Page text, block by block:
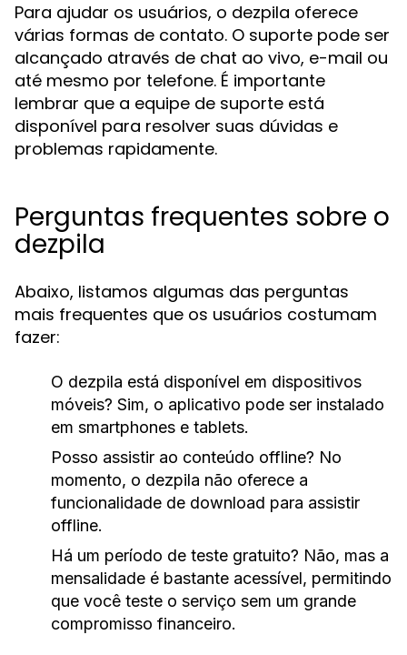
Para ajudar os usuários, o dezpila oferece
várias formas de contato. O suporte pode ser
alcançado através de chat ao vivo, e-mail ou
até mesmo por telefone. É importante
lembrar que a equipe de suporte está
disponível para resolver suas dúvidas e
problemas rapidamente.
Perguntas frequentes sobre o
dezpila
Abaixo, listamos algumas das perguntas
mais frequentes que os usuários costumam
fazer:
O dezpila está disponível em dispositivos
móveis? Sim, o aplicativo pode ser instalado
em smartphones e tablets.
Posso assistir ao conteúdo offline? No
momento, o dezpila não oferece a
funcionalidade de download para assistir
offline.
Há um período de teste gratuito? Não, mas a
mensalidade é bastante acessível, permitindo
que você teste o serviço sem um grande
compromisso financeiro.